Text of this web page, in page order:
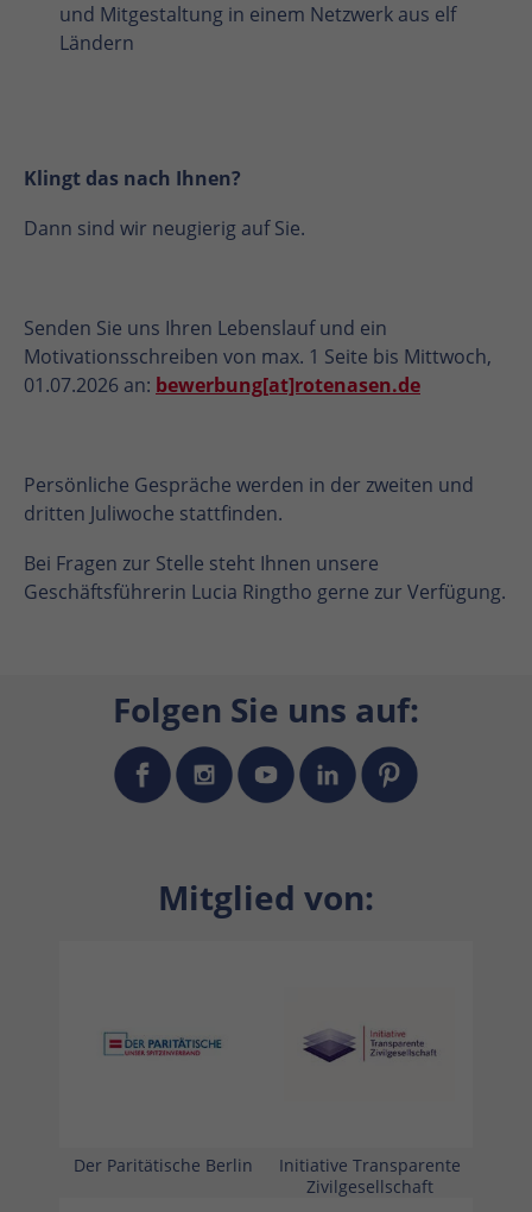
und Mitgestaltung in einem Netzwerk aus elf
Ländern
Klingt das nach Ihnen?
Dann sind wir neugierig auf Sie.
Senden Sie uns Ihren Lebenslauf und ein
Motivationsschreiben von max. 1 Seite bis Mittwoch,
01.07.2026 an: bewerbung[at]rotenasen.de
Persönliche Gespräche werden in der zweiten und
dritten Juliwoche stattfinden.
Bei Fragen zur Stelle steht Ihnen unsere
Geschäftsführerin Lucia Ringtho gerne zur Verfügung.
Folgen Sie uns auf:
Mitglied von:
Der Paritätische Berlin
Initiative Transparente
Zivilgesellschaft